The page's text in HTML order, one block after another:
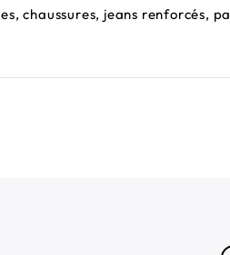
chaussures, jeans renforcés,